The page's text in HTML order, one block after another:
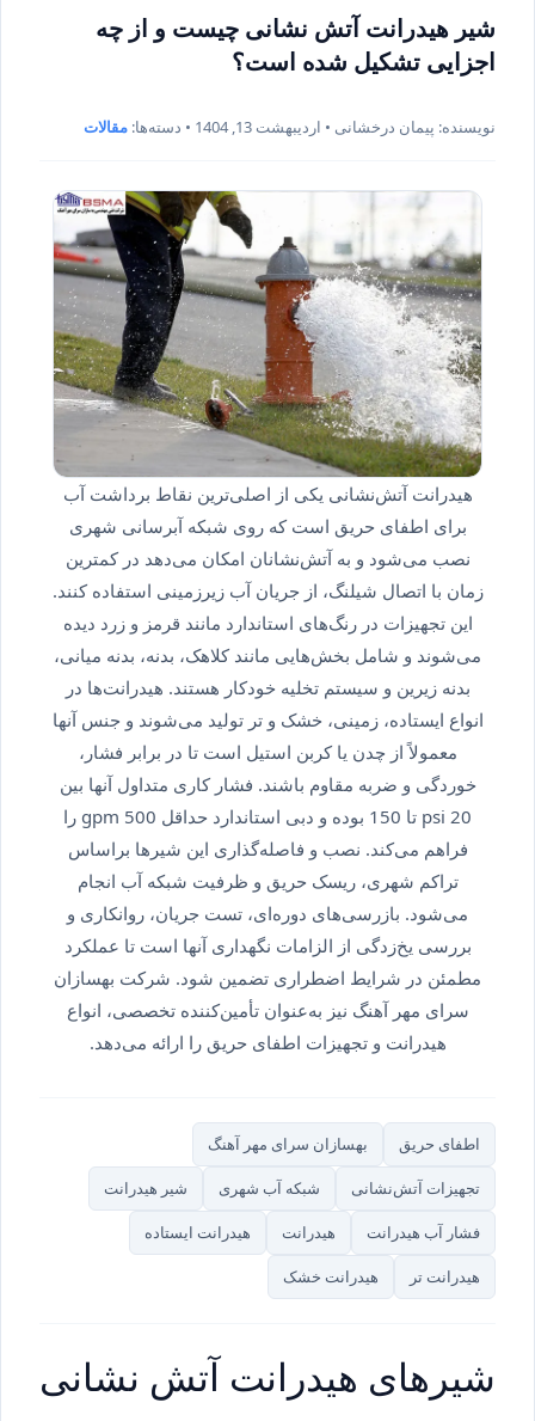
شیر هیدرانت آتش نشانی چیست و از چه
اجزایی تشکیل شده است؟
نویسنده: پیمان درخشانی • اردیبهشت 13, 1404 • دسته‌ها: مقالات
هیدرانت آتش‌نشانی یکی از اصلی‌ترین نقاط برداشت آب
برای اطفای حریق است که روی شبکه آبرسانی شهری
نصب می‌شود و به آتش‌نشانان امکان می‌دهد در کمترین
زمان با اتصال شیلنگ، از جریان آب زیرزمینی استفاده کنند.
این تجهیزات در رنگ‌های استاندارد مانند قرمز و زرد دیده
می‌شوند و شامل بخش‌هایی مانند کلاهک، بدنه، بدنه میانی،
بدنه زیرین و سیستم تخلیه خودکار هستند. هیدرانت‌ها در
انواع ایستاده، زمینی، خشک و تر تولید می‌شوند و جنس آنها
معمولاً از چدن یا کربن استیل است تا در برابر فشار،
خوردگی و ضربه مقاوم باشند. فشار کاری متداول آنها بین
psi 20 تا 150 بوده و دبی استاندارد حداقل 500 gpm را
فراهم می‌کند. نصب و فاصله‌گذاری این شیرها براساس
تراکم شهری، ریسک حریق و ظرفیت شبکه آب انجام
می‌شود. بازرسی‌های دوره‌ای، تست جریان، روانکاری و
بررسی یخ‌زدگی از الزامات نگهداری آنها است تا عملکرد
مطمئن در شرایط اضطراری تضمین شود. شرکت بهسازان
سرای مهر آهنگ نیز به‌عنوان تأمین‌کننده تخصصی، انواع
هیدرانت و تجهیزات اطفای حریق را ارائه می‌دهد.
اطفای حریق بهسازان سرای مهر آهنگ
تجهیزات آتش‌نشانی شبکه آب شهری شیر هیدرانت
فشار آب هیدرانت هیدرانت هیدرانت ایستاده
هیدرانت تر هیدرانت خشک
شیرهای هیدرانت آتش نشانی